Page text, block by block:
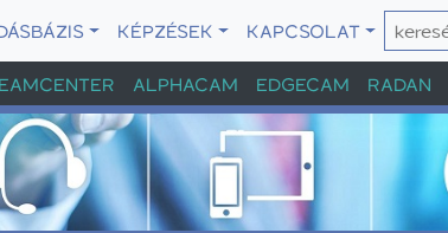
KÉPZÉSEK
KAPCSOLAT
ALPHACAM EDGECAM RADAN